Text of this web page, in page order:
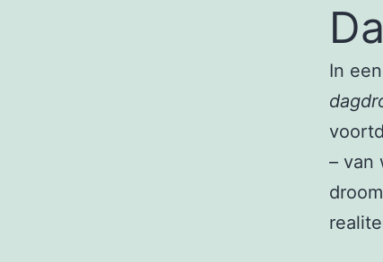
In
– van